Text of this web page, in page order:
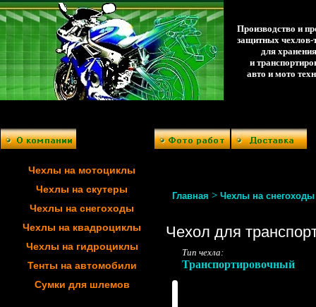
Производство и
защитных чехлов-
для хранения
и
авто и мото
Чехлы на мотоциклы
Чехлы на скутеры
Чехлы на снегоходы
Чехлы на квадроциклы
Чехлы на гидроциклы
Тенты на автомобили
Сумки для шлемов
Главная > Чехлы на снегоходы
Чехол для
Тип чехла:
Транспортировочный